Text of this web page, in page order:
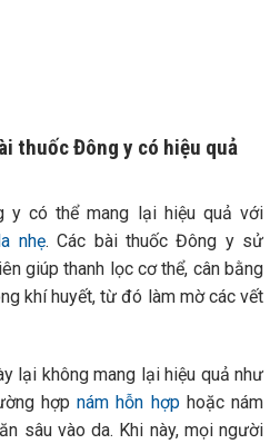
thuốc Đông y có hiệu quả
y có thể mang lại hiệu quả với
nhẹ. Các bài thuốc Đông y sử
giúp thanh lọc cơ thể, cân bằng
khí huyết, từ đó làm mờ các vết
lại không mang lại hiệu quả như
hợpnám hỗn hợphoặc nám
sâu vào da. Khi này, mọi người